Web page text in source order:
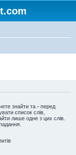
знайти та - перед
список слів,
лише одне з цих слів.